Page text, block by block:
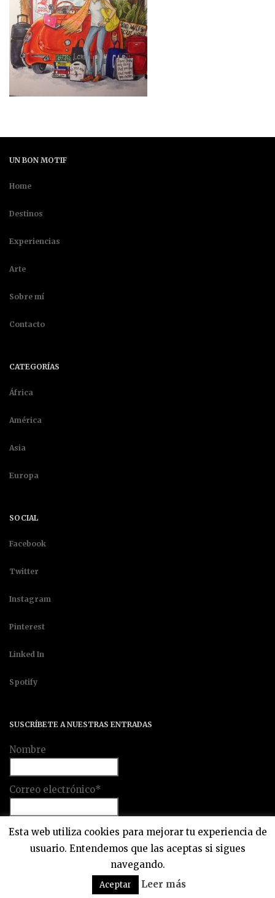
UN BON MOTIF
Home
Destinos
Experiencias
Arte
Sobre mí
Contacto
CATEGORÍAS
África
América
Asia
Europa
SOCIAL
Facebook
Twitter
Instagram
Pinterest
Linked In
Spotify
SUSCRÍBETE A NUESTRAS ENTRADAS
Nombre
Correo electrónico*
Un Bon Motif 2018 © Todos los derechos reservados.
Esta web utiliza cookies para mejorar tu experiencia de
usuario. Entendemos que las aceptas si sigues
navegando.
Aceptar Leer más